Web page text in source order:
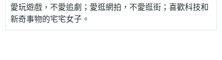
愛玩遊戲，不愛追劇；愛逛網拍，不愛逛街；喜歡科技和
新奇事物的宅宅女子。